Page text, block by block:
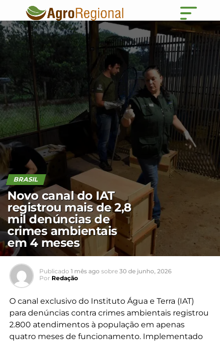
BRASIL
Novo canal do IAT
registrou mais de 2,8
mil denúncias de
crimes ambientais
em 4 meses
Publicado 1 mês ago sobre 30 de junho, 2026
Por Redação
O canal exclusivo do Instituto Água e Terra (IAT)
para denúncias contra crimes ambientais registrou
2.800 atendimentos à população em apenas
quatro meses de funcionamento. Implementado